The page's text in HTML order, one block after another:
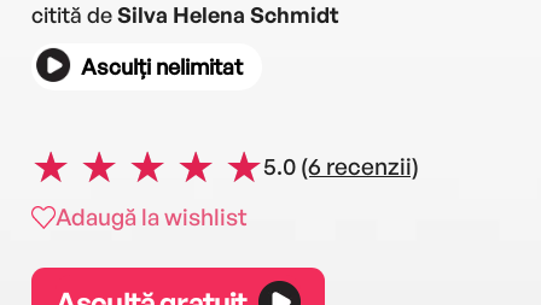
citită deSilva Helena Schmidt
Asculți nelimitat
5.0 (6 recenzii)
Adaugă la wishlist